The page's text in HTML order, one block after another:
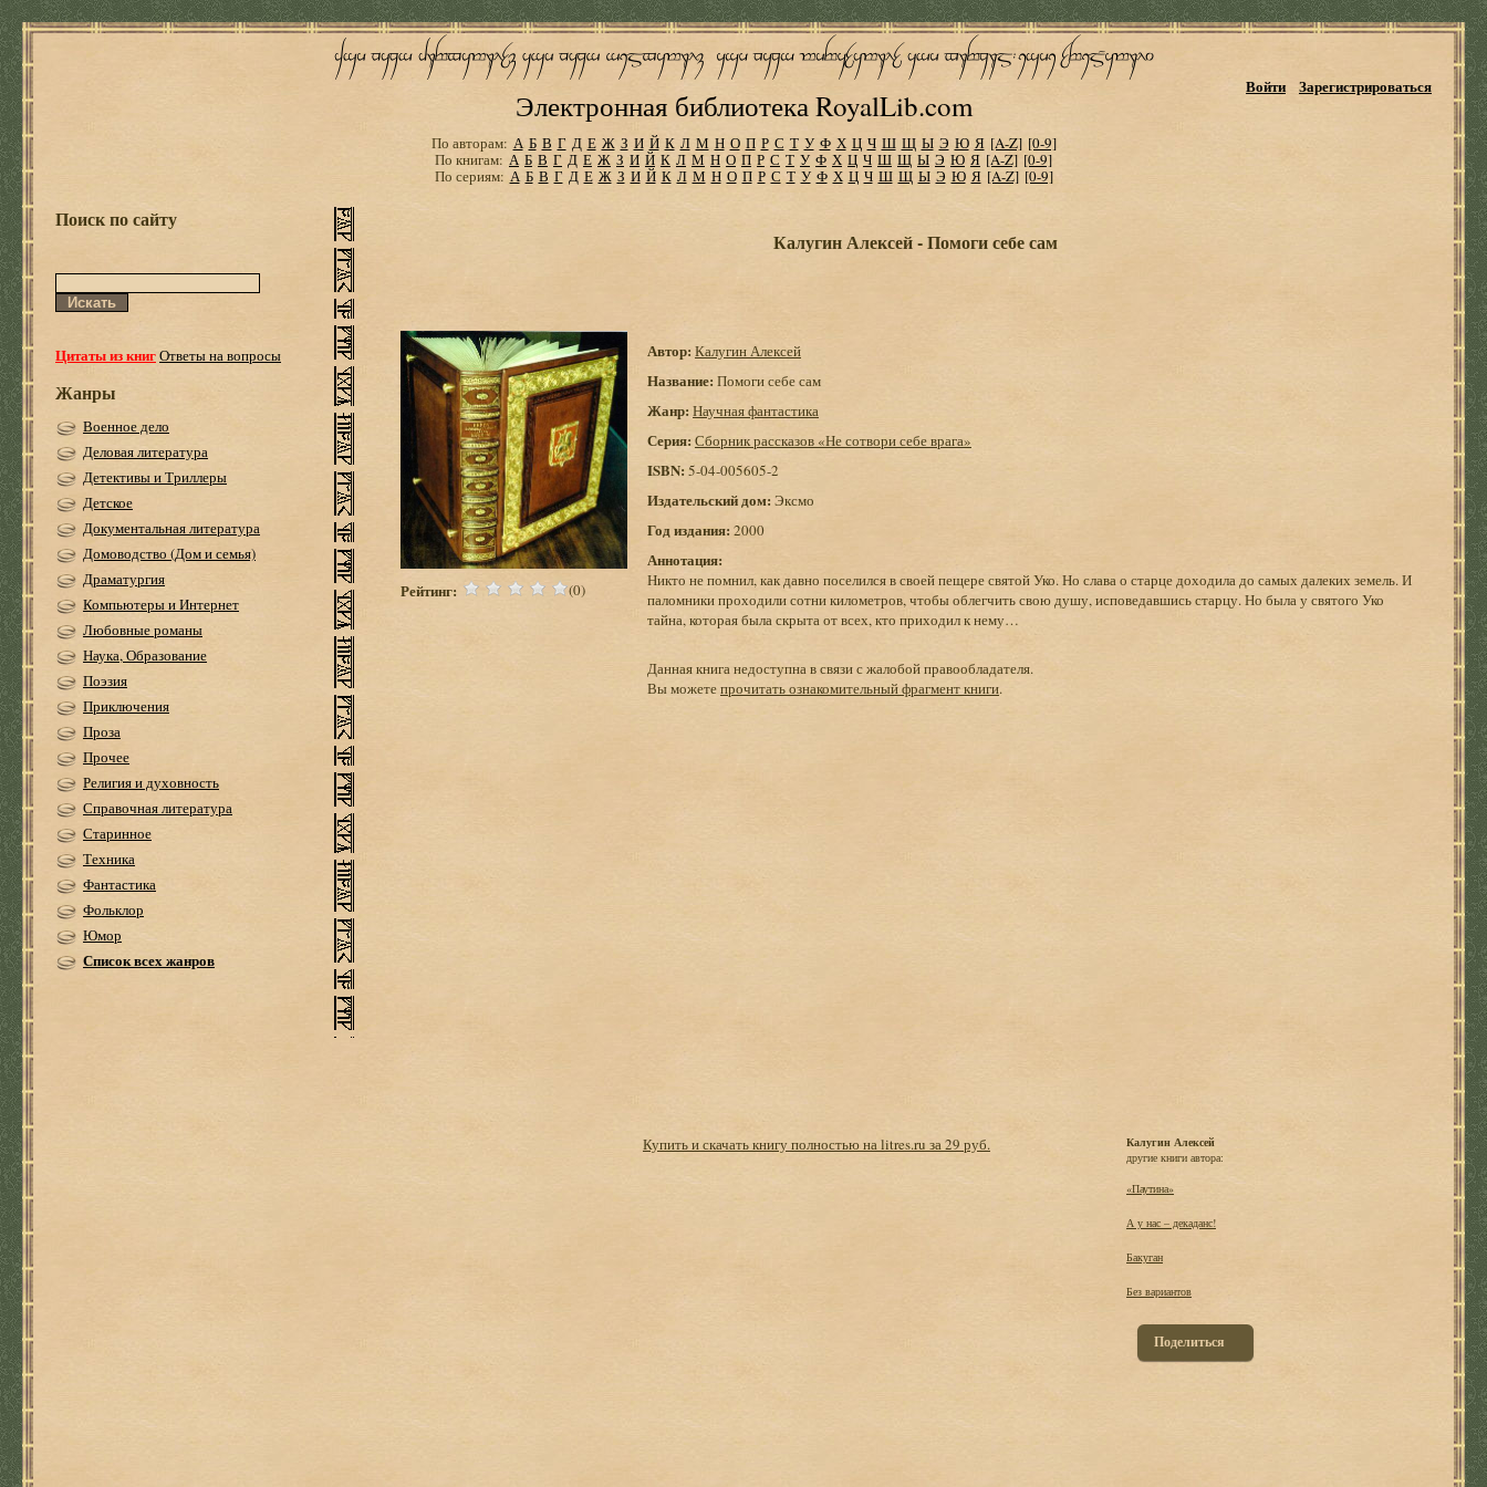
Электронная библиотека RoyalLib.com
Войти Зарегистрироваться
По авторам: А Б В Г Д Е Ж З И Й К Л М Н О П Р С Т У Ф Х Ц Ч Ш Щ Ы Э Ю Я [A-Z] [0-9]
По книгам: А Б В Г Д Е Ж З И Й К Л М Н О П Р С Т У Ф Х Ц Ч Ш Щ Ы Э Ю Я [A-Z] [0-9]
По сериям: А Б В Г Д Е Ж З И Й К Л М Н О П Р С Т У Ф Х Ц Ч Ш Щ Ы Э Ю Я [A-Z] [0-9]
Поиск по сайту
Цитаты из книгОтветы на вопросы
Жанры
Военное дело
Деловая литература
Детективы и Триллеры
Детское
Документальная литература
Домоводство (Дом и семья)
Драматургия
Компьютеры и Интернет
Любовные романы
Наука, Образование
Поэзия
Приключения
Проза
Прочее
Религия и духовность
Справочная литература
Старинное
Техника
Фантастика
Фольклор
Юмор
Список всех жанров
Калугин Алексей - Помоги себе сам
Рейтинг: (0)
Автор: Калугин Алексей
Название: Помоги себе сам
Жанр: Научная фантастика
Серия: Сборник рассказов «Не сотвори себе врага»
ISBN:5-04-005605-2
Издательский дом: Эксмо
Год издания: 2000
Аннотация:
Никто не помнил, как давно поселился в своей пещере святой Уко. Но слава о старце доходила до самых далеких земель. И
паломники проходили сотни километров, чтобы облегчить свою душу, исповедавшись старцу. Но была у святого Уко
тайна, которая была скрыта от всех, кто приходил к нему…
Данная книга недоступна в связи с жалобой правообладателя.
Вы можетепрочитать ознакомительный фрагмент книги.
Купить и скачать книгу полностью на litres.ru за 29 руб.
Калугин Алексей
другие книги автора:
«Паутина»
А у нас – декаданс!
Бакуган
Без вариантов
Поделиться